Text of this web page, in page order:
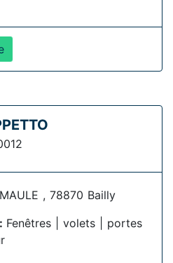
, 78870 Bailly
Fenêtres | volets | portes